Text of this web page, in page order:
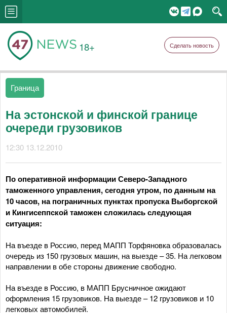
18+ Сделать новость
Граница
На эстонской и финской границе
очереди грузовиков
12:30 13.12.2010
По оперативной информации Северо-Западного
таможенного управления, сегодня утром, по данным на
10 часов, на пограничных пунктах пропуска Выборгской
и Кингисеппской таможен сложилась следующая
ситуация:
На въезде в Россию, перед МАПП Торфяновка образовалась
очередь из 150 грузовых машин, на выезде – 35. На легковом
направлении в обе стороны движение свободно.
На въезде в Россию, в МАПП Брусничное ожидают
оформления 15 грузовиков. На выезде – 12 грузовиков и 10
легковых автомобилей.